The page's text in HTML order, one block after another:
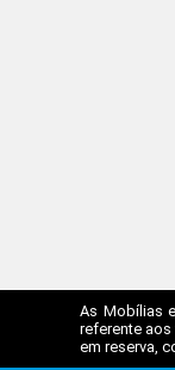
As Mobílias
referente
em reserva,